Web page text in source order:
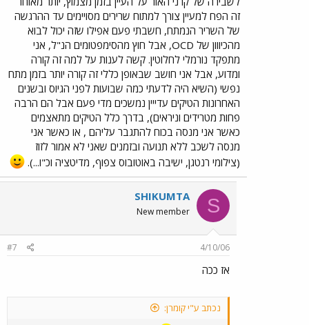
לך, לגבי מה. אשמח לתשובות תודה וגמר חתימה טובה פביאן ב.
זה הפח למעיין צורך למתוח שרירים מסויימים עד ההרגשה
של השריר הנמתח, חשבתי פעם אפילו שזה יכול לבוא
מהכיווון של OCD, אבל חוץ מהסימפטומים הנ"ל, אני
מתפקד נורמלי לחלוטין. קשה לענות על למה זה קורה
ומדוע, אבל אני חושב שבאופן כללי זה קורה יותר בזמן מתח
נפשי (השיא היה לדעתי כמה שבועות לפני הגיוס ובשנים
האחרונות הטיקים עדייין נמשכים מדי פעם אבל הם הרבה
פחות מטרידים וניראים), בדרך כלל הטיקים מתאצמים
כאשר אני מנסה בכוח להתגבר עליהם , או כאשר אני
מנסה לשכב ללא תנועה ובזמנים שאני לא אמור לזוז
(צילומי רנטגן, ישיבה באוטובוס צפוף, מדיטציה וכ"ו...).
S
SHIKUMTA
New member
4/10/06
#7
אז ככה
נכתב ע"י קומרן: